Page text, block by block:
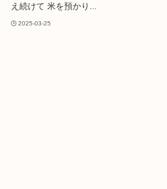
え続けて 米を預かり...
2025-03-25